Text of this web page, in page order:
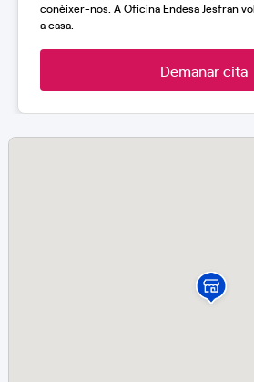
conèixer-nos. A Oficina Endesa Jesfran
a casa.
Demanar cita